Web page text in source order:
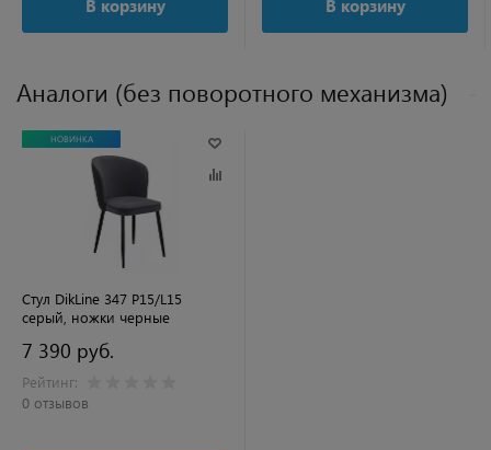
В корзину В корзину
Аналоги (без поворотного механизма)
НОВИНКА
Стул DikLine 347 P15/L15
серый, ножки черные
7 390 руб.
Рейтинг:
0 отзывов